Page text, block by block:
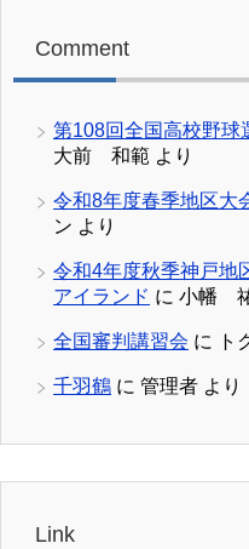
Comment
第108回全国高校野球
大前 和範 より
令和8年度春季地区大
ン より
令和4年度秋季神戸地
アイランド に 小幡
全国審判講習会 に ト
千羽鶴 に 管理者 より
Link